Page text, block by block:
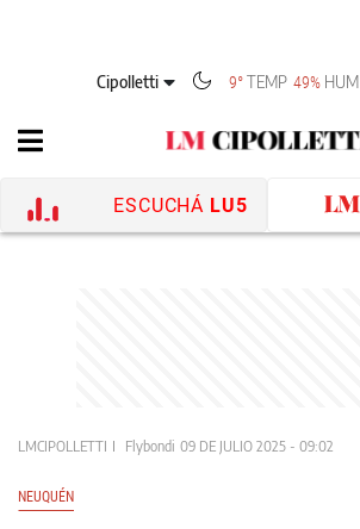
Cipolletti 9°TEMP 49% HUM
ESCUCHÁ LU5
LMCIPOLLETTI Flybondi 09 DE JULIO 2025 - 09:02
NEUQUÉN